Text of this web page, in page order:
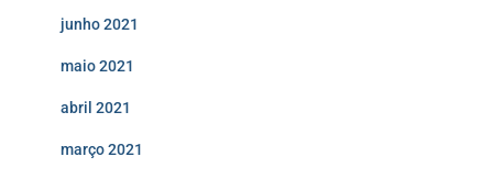
junho 2021
maio 2021
abril 2021
março 2021